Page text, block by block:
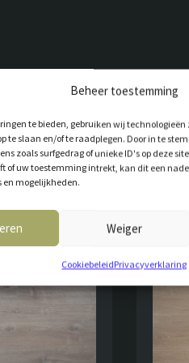
Beheer toestemming
te bieden, gebruiken wij
te slaan en/of te raadplegen. Door in te
zoals surfgedrag of unieke ID's op deze
of uw toestemming intrekt, kan dit een
en mogelijkheden.
Weiger
CookiebeleidPrivacyverklaring
JOU